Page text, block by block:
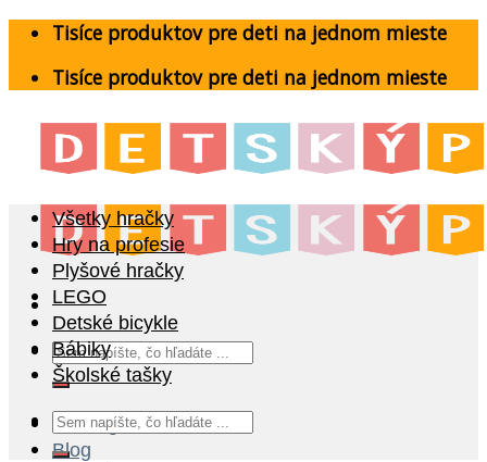
Skip
content
Tisíce produktov pre deti na jednom mieste
Tisíce produktov pre deti na jednom mieste
Hľadať:
Katalóg
Blog
Všetky hračky
Hry na profesie
Plyšové hračky
LEGO
Detské bicykle
Bábiky
Školské tašky
Hľadať: